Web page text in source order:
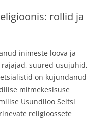
rollid ja
inimeste loova ja
suured usujuhid,
on kujundanud
mitmekesisuse
Usundiloo Seltsi
religioossete